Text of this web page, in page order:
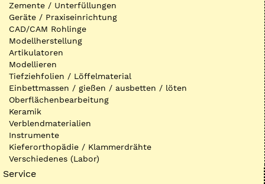
Zemente / Unterfüllungen
Geräte / Praxiseinrichtung
CAD/CAM Rohlinge
Modellherstellung
Artikulatoren
Modellieren
Tiefziehfolien / Löffelmaterial
Einbettmassen / gießen / ausbetten / löten
Oberflächenbearbeitung
Keramik
Verblendmaterialien
Instrumente
Kieferorthopädie / Klammerdrähte
Verschiedenes (Labor)
Service